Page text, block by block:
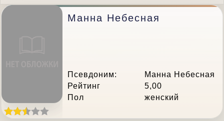
Манна Небесная
Псевдоним:
Манна Небесная
Рейтинг
5,00
Пол
женский